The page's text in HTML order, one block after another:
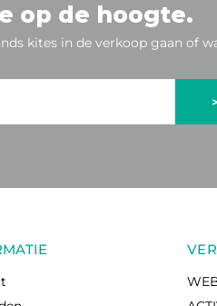
op de hoogte.
kites in de verkoop gaan of